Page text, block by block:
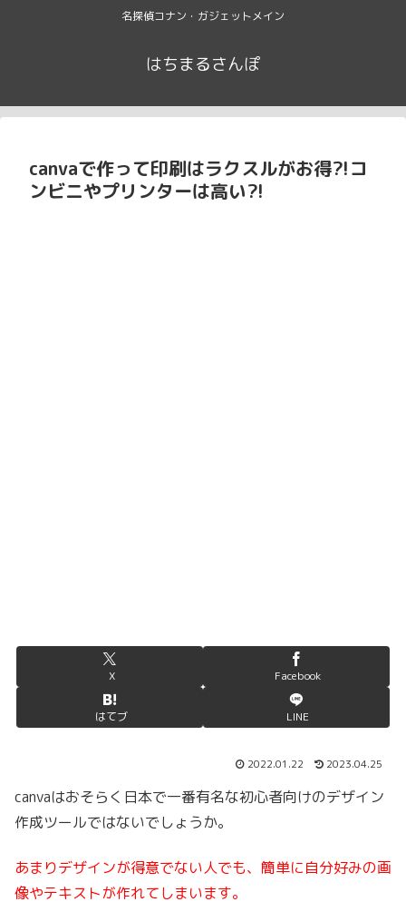
名探偵コナン・ガジェットメイン
はちまるさんぽ
canvaで作って印刷はラクスルがお得⁈コ
ンビニやプリンターは高い⁈
X Facebook
はてブ LINE
2022.01.22 2023.04.25
canvaはおそらく日本で一番有名な初心者向けのデザイン
作成ツールではないでしょうか。
あまりデザインが得意でない人でも、簡単に自分好みの画
像やテキストが作れてしまいます。